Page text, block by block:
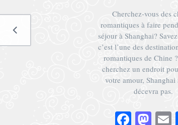
Cherchez-vous des
romantiques à faire
séjour à Shanghai?
c’est l’une des
romantiques de Chine
cherchez un endroit
votre amour, Shanghai
décevra pas.